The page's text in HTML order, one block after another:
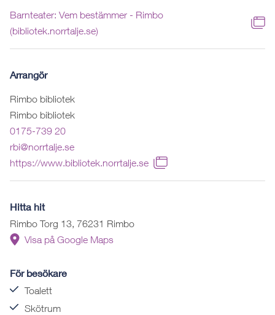
Barnteater: Vem bestämmer - Rimbo
(bibliotek.norrtalje.se)
Arrangör
Rimbo bibliotek
Rimbo bibliotek
0175-739 20
rbi@norrtalje.se
https://www.bibliotek.norrtalje.se
Hitta hit
Rimbo Torg 13, 76231 Rimbo
Visa på Google Maps
För besökare
Toalett
Skötrum